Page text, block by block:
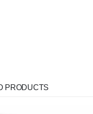
PRODUCTS